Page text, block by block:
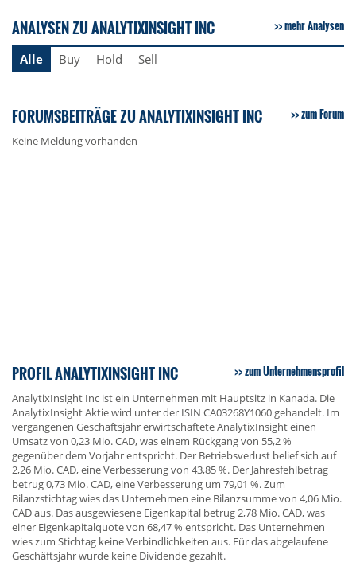
ANALYSEN ZU ANALYTIXINSIGHT INC mehr Analysen
Alle Buy Hold Sell
FORUMSBEITRÄGE ZU ANALYTIXINSIGHT INC zum Forum
Keine Meldung vorhanden
PROFIL ANALYTIXINSIGHT INC zum Unternehmensprofil
AnalytixInsight Inc ist ein Unternehmen mit Hauptsitz in Kanada. Die
AnalytixInsight Aktie wird unter der ISIN CA03268Y1060 gehandelt. Im
vergangenen Geschäftsjahr erwirtschaftete AnalytixInsight einen
Umsatz von 0,23 Mio. CAD, was einem Rückgang von 55,2 %
gegenüber dem Vorjahr entspricht. Der Betriebsverlust belief sich auf
2,26 Mio. CAD, eine Verbesserung von 43,85 %. Der Jahresfehlbetrag
betrug 0,73 Mio. CAD, eine Verbesserung um 79,01 %. Zum
Bilanzstichtag wies das Unternehmen eine Bilanzsumme von 4,06 Mio.
CAD aus. Das ausgewiesene Eigenkapital betrug 2,78 Mio. CAD, was
einer Eigenkapitalquote von 68,47 % entspricht. Das Unternehmen
wies zum Stichtag keine Verbindlichkeiten aus. Für das abgelaufene
Geschäftsjahr wurde keine Dividende gezahlt.